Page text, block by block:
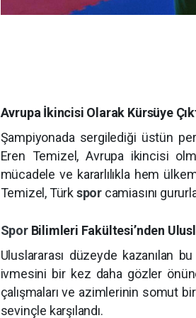
Avrupa İkincisi Olarak Kürsüye
Şampiyonada sergilediği üstün
Eren Temizel, Avrupa ikincisi
mücadele ve kararlılıkla hem
Temizel, Türkspor camiasını
Spor Bilimleri Fakültesi’nden
Uluslararası düzeyde kazanılan
ivmesini bir kez daha gözler
çalışmaları ve azimlerinin somut